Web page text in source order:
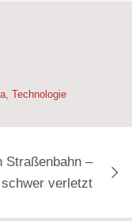
Technologie
Straßenbahn –
schwer verletzt